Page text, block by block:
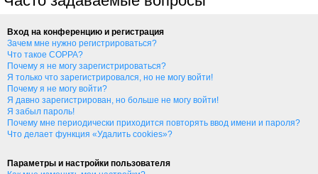
Вход на конференцию и регистрация
Зачем мне нужно регистрироваться?
Что такое COPPA?
Почему я не могу зарегистрироваться?
Я только что зарегистрировался, но не могу войти!
Почему я не могу войти?
Я давно зарегистрирован, но больше не могу войти!
Я забыл пароль!
Почему мне периодически приходится повторять ввод имени и пароля?
Что делает функция «Удалить cookies»?
Параметры и настройки пользователя